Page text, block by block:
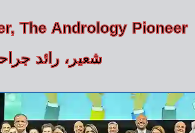
شعير، رائد